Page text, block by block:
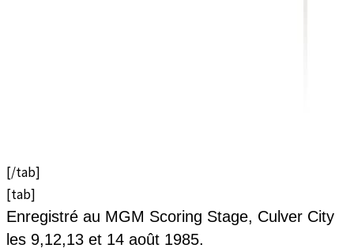
[/tab]
[tab]
Enregistré au MGM Scoring Stage, Culver City
les 9,12,13 et 14 août 1985.